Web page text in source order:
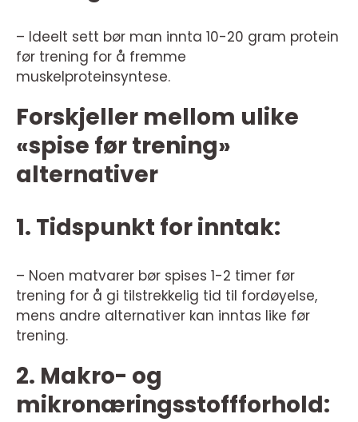
– Ideelt sett bør man innta 10-20 gram protein
før trening for å fremme
muskelproteinsyntese.
Forskjeller mellom ulike
«spise før trening»
alternativer
1. Tidspunkt for inntak:
– Noen matvarer bør spises 1-2 timer før
trening for å gi tilstrekkelig tid til fordøyelse,
mens andre alternativer kan inntas like før
trening.
2. Makro- og
mikronæringsstoffforhold: